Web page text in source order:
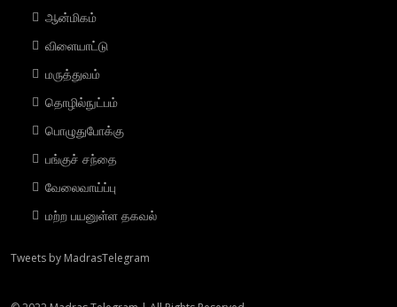
ஆன்மிகம்
விளையாட்டு
மரு‌த்துவ‌ம்
தொ‌ழி‌ல்நு‌ட்ப‌ம்
பொழுதுபோக்கு
பங்குச் சந்தை
வேலைவாய்ப்பு
மற்ற பயனுள்ள தகவல்
Tweets by MadrasTelegram